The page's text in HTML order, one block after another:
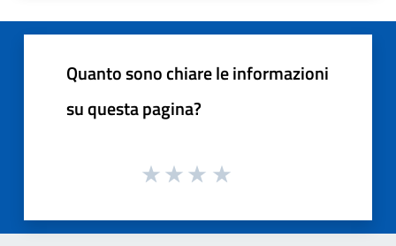
Quanto sono chiare le informazioni
su questa pagina?